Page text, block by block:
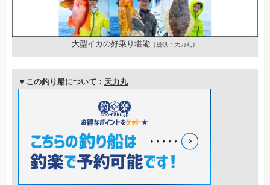
大型イカの好乗り堪能 （提供：天力丸）
▼この釣り船について： 天力丸